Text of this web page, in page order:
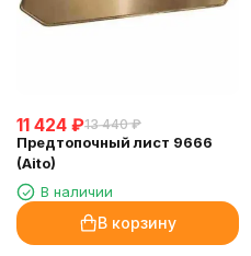
11 424 ₽13 440 ₽
Предтопочный лист 9666
(Aito)
В наличии
В корзину